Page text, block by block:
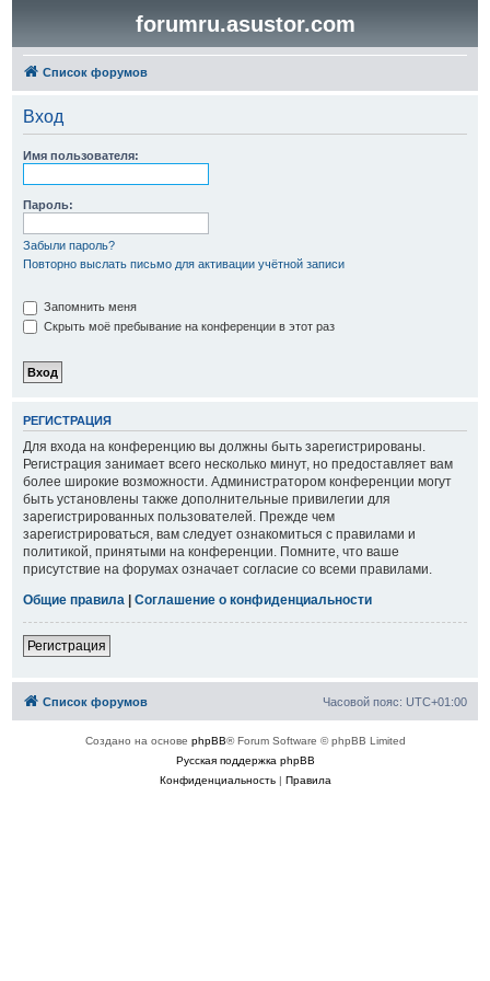
forumru.asustor.com
Список форумов
Вход
Имя пользователя:
Пароль:
Забыли пароль?
Повторно выслать письмо для активации учётной записи
Запомнить меня
Скрыть моё пребывание на конференции в этот раз
РЕГИСТРАЦИЯ
Для входа на конференцию вы должны быть зарегистрированы.
Регистрация занимает всего несколько минут, но предоставляет вам
более широкие возможности. Администратором конференции могут
быть установлены также дополнительные привилегии для
зарегистрированных пользователей. Прежде чем
зарегистрироваться, вам следует ознакомиться с правилами и
политикой, принятыми на конференции. Помните, что ваше
присутствие на форумах означает согласие со всеми правилами.
Общие правила | Соглашение о конфиденциальности
Регистрация
Список форумов Часовой пояс: UTC+01:00
Создано на основе phpBB® Forum Software © phpBB Limited
Русская поддержка phpBB
Конфиденциальность| Правила